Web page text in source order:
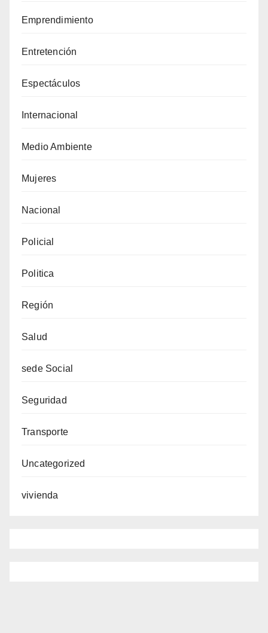
Emprendimiento
Entretención
Espectáculos
Internacional
Medio Ambiente
Mujeres
Nacional
Policial
Politica
Región
Salud
sede Social
Seguridad
Transporte
Uncategorized
vivienda